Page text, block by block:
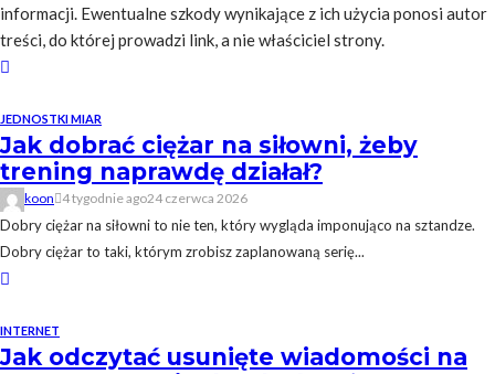
informacji. Ewentualne szkody wynikające z ich użycia ponosi autor
treści, do której prowadzi link, a nie właściciel strony.
JEDNOSTKI MIAR
Jak dobrać ciężar na siłowni, żeby
trening naprawdę działał?
koon 4 tygodnie ago24 czerwca 2026
Dobry ciężar na siłowni to nie ten, który wygląda imponująco na sztandze.
Dobry ciężar to taki, którym zrobisz zaplanowaną serię...
INTERNET
Jak odczytać usunięte wiadomości na